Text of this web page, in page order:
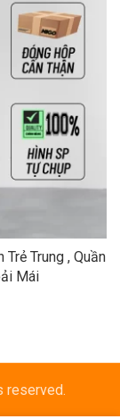
Trung , Quần
Mái
reserved.